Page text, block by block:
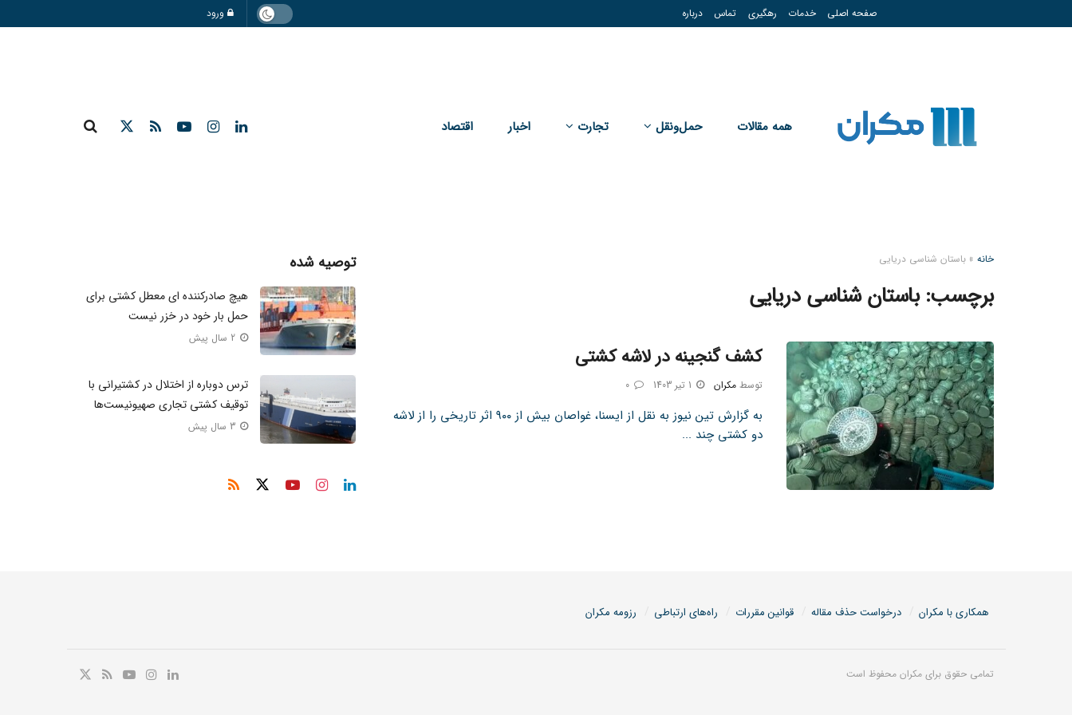
صفحه اصلی خدمات رهگیری تماس درباره ورود
همه مقالات حمل‌و‌نقل تجارت اخبار اقتصاد
خانه »باستان شناسی دریایی
برچسب:باستان شناسی دریایی
کشف گنجینه در لاشه کشتی
توسط مکران 0
به گزارش تین نیوز به نقل از ایسنا، غواصان بیش از ۹۰۰ اثر تاریخی را از لاشه
دو کشتی چند ...
توصیه شده
هیچ صادرکننده‌ ای معطل کشتی برای
حمل بار خود در خزر نیست
2 سال پیش
‌ترس دوباره از اختلال در کشتیرانی با
توقیف کشتی تجاری صهیونیست‌ها
3 سال پیش
همکاری با مکران درخواست حذف مقاله قوانین مقررات راه‌های ارتباطی رزومه مکران
تمامی حقوق برای مکران محفوظ است